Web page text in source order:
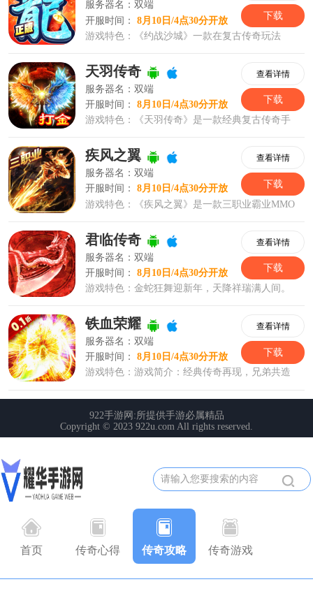
首页 传奇心得 传奇攻略 传奇游戏